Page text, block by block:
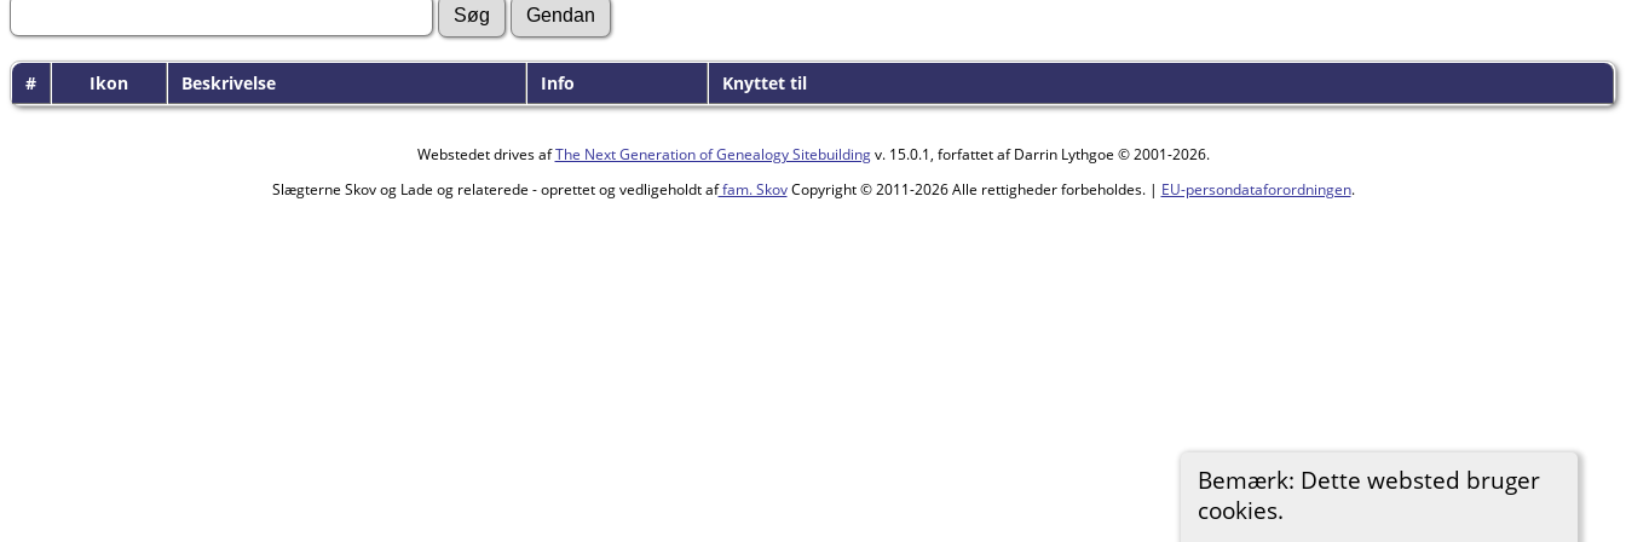
Bemærk: Dette websted bruger
cookies.
# Ikon Beskrivelse Info Knyttet til
Webstedet drives afThe Next Generation of Genealogy Sitebuildingv. 15.0.1, forfattet af Darrin Lythgoe © 2001-2026.
Slægterne Skov og Lade og relaterede - oprettet og vedligeholdt affam. SkovCopyright © 2011-2026 Alle rettigheder forbeholdes. | EU-persondataforordningen.